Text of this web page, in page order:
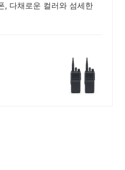
, 다채로운 컬러와 섬세한